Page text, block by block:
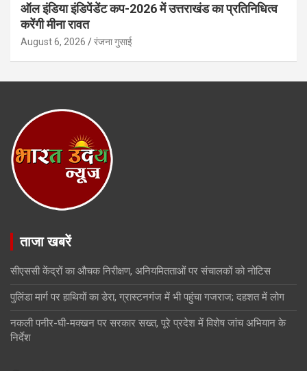
ऑल इंडिया इंडिपेंडेंट कप-2026 में उत्तराखंड का प्रतिनिधित्व
करेंगी मीना रावत
August 6, 2026 रंजना गुसाई
ताजा खबरें
सीएससी केंद्रों का औचक निरीक्षण, अनियमितताओं पर संचालकों को नोटिस
पुलिंडा मार्ग पर हाथियों का डेरा, ग्रास्टनगंज में भी पहुंचा गजराज; दहशत में लोग
नकली पनीर-घी-मक्खन पर सरकार सख्त, पूरे प्रदेश में विशेष जांच अभियान के
निर्देश